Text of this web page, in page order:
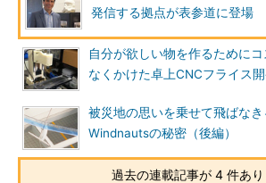
発信する拠点が表参道に登場
自分が欲しい物を作るために
なくかけた卓上CNCフライス
被災地の思いを乗せて飛ばな
Windnautsの秘密（後編）
過去の連載記事が 4 件あ